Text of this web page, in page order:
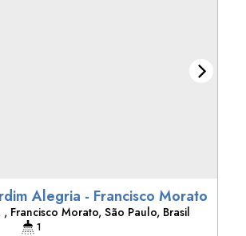
Casa em Jardim Alegria - Francisco Morato
, Francisco Morato, São Paulo, Brasil
1